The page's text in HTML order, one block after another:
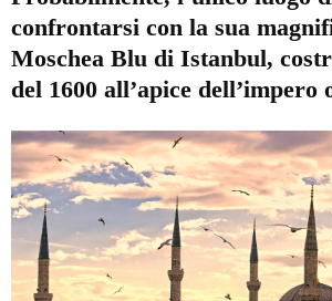
confrontarsi con la sua
Moschea Blu di Istanbul,
del 1600 all’apice dell’impero